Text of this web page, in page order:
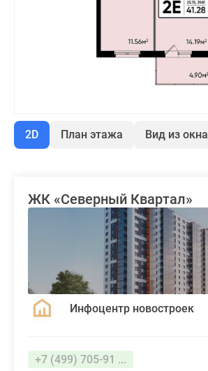
2D План этажа Вид из окна
ЖК «Северный Квартал»
Инфоцентр новостроек
+7 (499) 705-91 ...